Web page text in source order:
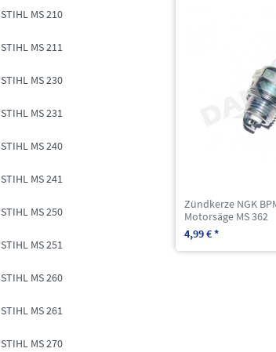
STIHL MS 210
STIHL MS 211
STIHL MS 230
STIHL MS 231
STIHL MS 240
STIHL MS 241
STIHL MS 250
STIHL MS 251
STIHL MS 260
STIHL MS 261
STIHL MS 270
Zündkerze NGK
Motorsäge MS 362
4,99 € *